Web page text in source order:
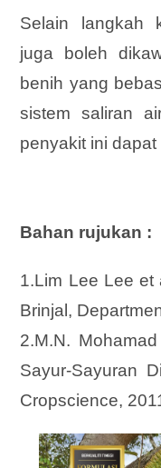
Selain langkah
juga boleh
benih yang
sistem saliran
penyakit ini
Bahan rujukan :
1.Lim Lee Lee et
Brinjal,
2.M.N.
Sayur-Sayuran
Cropscience,